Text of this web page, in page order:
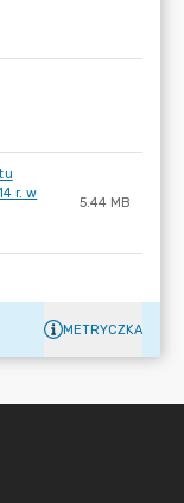
r. w
5.44 MB
METRYCZKA